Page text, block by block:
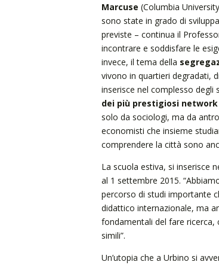
Marcuse (Columbia
sono state in grado di
previste – continua il
incontrare e soddisfare le
invece, il tema della
vivono in quartieri degradati,
inserisce nel complesso degli
dei più prestigiosi
solo da sociologi, ma da
economisti che insieme
comprendere la città sono
La scuola estiva, si inserisce
al 1 settembre 2015.
percorso di studi importante
didattico internazionale, ma
fondamentali del fare
simili”.
Un’utopia che a Urbino si